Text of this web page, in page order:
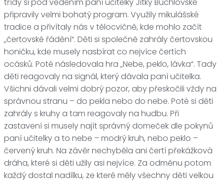
třídy si pod vedením paní učitelky Jitky Buchlovské
připravily velmi bohatý program. Využily mikulášské
tradice a přivítaly nás v tělocvičně, kde mohlo začít
„čertovské řádění“. Děti si společně zahrály čertovskou
honičku, kde musely nasbírat co nejvíce čertích
ocásků. Poté následovala hra „Nebe, peklo, lávka“. Tady
děti reagovaly na signál, který dávala paní učitelka.
Všichni dávali velmi dobrý pozor, aby přeskočili vždy na
správnou stranu – do pekla nebo do nebe. Poté si děti
zahrály s kruhy a tam reagovaly na hudbu. Při
zastavení si musely najít správný domeček dle pokynů
paní učitelky a to nebe – modrý kruh, nebo peklo –
červený kruh. Na závěr nechyběla ani čertí překážková
dráha, které si děti užily asi nejvíce. Za odměnu potom
každý dostal nadílku, ze které měly všechny děti velkou